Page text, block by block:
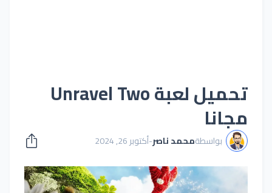
تحميل لعبة Unravel Two
مجانا
بواسطةمحمد ناصر-أكتوبر 26, 2024